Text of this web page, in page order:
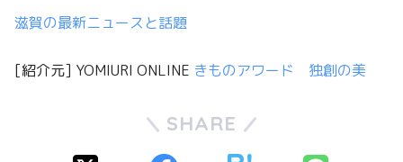
滋賀の最新ニュースと話題
[紹介元] YOMIURI ONLINE きものアワード 独創の美
SHARE